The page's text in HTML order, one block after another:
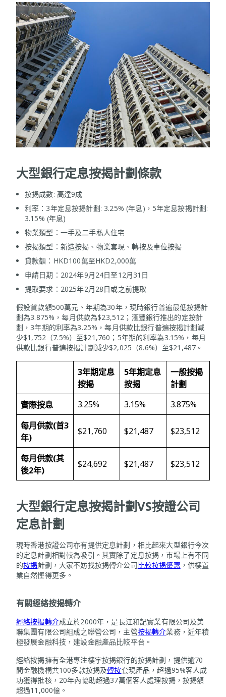
大型銀行定息按揭計劃條款
按揭成數: 高達9成
利率：3年定息按揭計劃: 3.25% (年息)，5年定息按揭計劃:
3.15% (年息)
物業類型：一手及二手私人住宅
按揭類型：新造按揭、物業套現、轉按及車位按揭
貸款額：HKD100萬至HKD2,000萬
申請日期：2024年9月24日至12月31日
提取要求：2025年2月28日或之前提取
假設貸款額500萬元、年期為30年，現時銀行普遍最低按揭計
劃為3.875%，每月供款為$23,512；滙豐銀行推出的定按計
劃，3年期的利率為3.25%，每月供款比銀行普遍按揭計劃減
少$1,752（7.5%）至$21,760；5年期的利率為3.15%，每月
供款比銀行普遍按揭計劃減少$2,025（8.6%）至$21,487。
3年期定息
按揭
5年期定息
按揭
一般按揭
計劃
實際按息
3.25% 3.15%
3.875%
每月供款(首3
年)
$21,760 $21,487 $23,512
每月供款(其
後2年)
$24,692 $21,487 $23,512
大型銀行定息按揭計劃VS按證公司
定息計劃
現時香港按證公司亦有提供定息計劃，相比起來大型銀行今次
的定息計劃相對較為吸引。其實除了定息按揭，市場上有不同
的按揭計劃，大家不妨找按揭轉介公司比較按揭優惠 ，供樓置
業自然慳得更多。
有關經絡按揭轉介
經絡按揭轉介成立於2000年，是長江和記實業有限公司及美
聯集團有限公司組成之聯營公司，主營按揭轉介業務，近年積
極發展金融科技，建設金融產品比較平台。
經絡按揭擁有全港專注樓宇按揭銀行的按揭計劃，提供逾70
間金融機構共100多款按揭及轉按套現產品，超過95%客人成
功獲得批核，20年內協助超過37萬個客人處理按揭，按揭額
超過11,000億。